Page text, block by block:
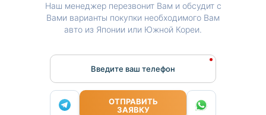
Наш менеджер перезвонит Вам и обсудит с
Вами варианты покупки необходимого Вам
авто из Японии или Южной Кореи.
Введите ваш телефон
ОТПРАВИТЬ
ЗАЯВКУ